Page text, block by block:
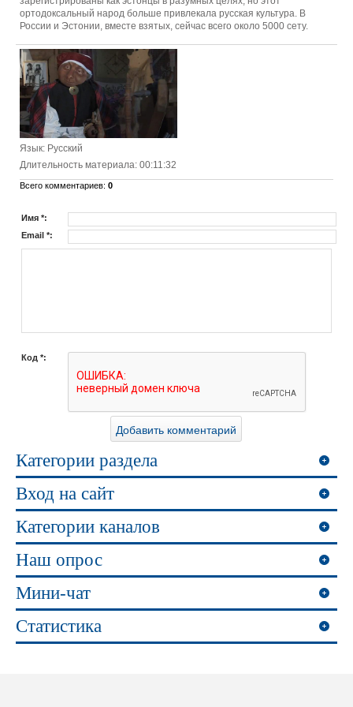
ортодоксальный народ больше привлекала русская культура. В
России и Эстонии, вместе взятых, сейчас всего около 5000 сету.
Язык: Русский
Длительность материала: 00:11:32
Всего комментариев: 0
Имя *:
Email *:
Код *:
Категории раздела
Вход на сайт
Категории каналов
Наш опрос
Мини-чат
Статистика